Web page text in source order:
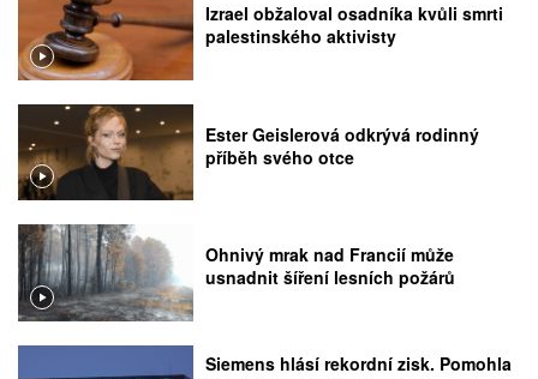
Izrael obžaloval osadníka kvůli smrti
palestinského aktivisty
Ester Geislerová odkrývá rodinný
příběh svého otce
Ohnivý mrak nad Francií může
usnadnit šíření lesních požárů
Siemens hlásí rekordní zisk. Pomohla